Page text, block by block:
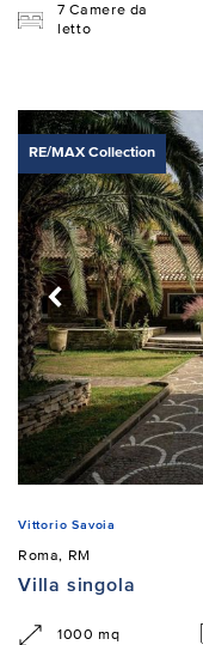
7 Camere da
letto
RE/MAX Collection
Vittorio Savoia
Roma, RM
Villa singola
1000 mq